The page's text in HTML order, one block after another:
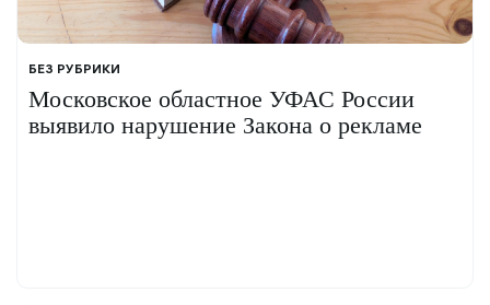
БЕЗ РУБРИКИ
Московское областное УФАС России
выявило нарушение Закона о рекламе